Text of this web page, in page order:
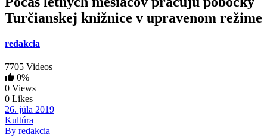
Turčianskej knižnice v upravenom režime
redakcia
7705 Videos
0%
0 Views
0 Likes
26. júla 2019
Kultúra
By redakcia